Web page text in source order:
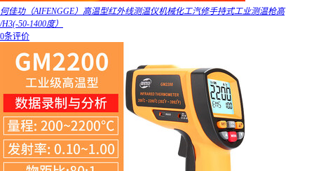
何佳功（AIFENGGE）高温型红外线测温仪机械化工汽修手持式工业测温枪高
/H3(-50-1400度）
0条评价